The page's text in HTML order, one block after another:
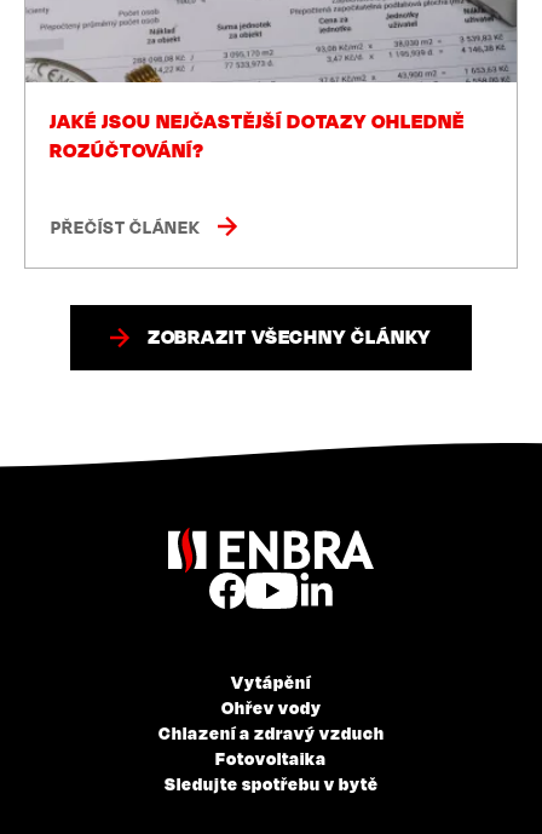
JAKÉ JSOU NEJČASTĚJŠÍ DOTAZY OHLEDNĚ
ROZÚČTOVÁNÍ?
PŘEČÍST ČLÁNEK
ZOBRAZIT VŠECHNY ČLÁNKY
Vytápění
Ohřev vody
Chlazení a zdravý vzduch
Fotovoltaika
Sledujte spotřebu v bytě